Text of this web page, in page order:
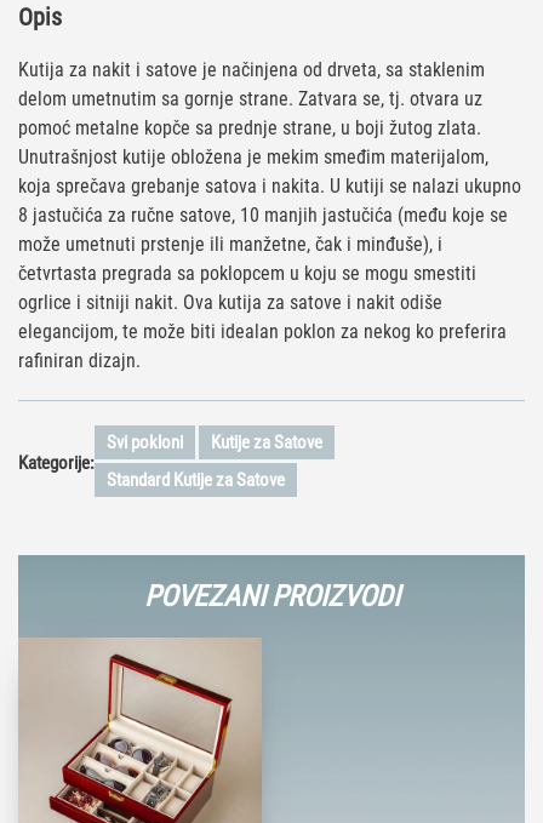
Opis
Kutija za nakit i satove je načinjena od drveta, sa staklenim
delom umetnutim sa gornje strane. Zatvara se, tj. otvara uz
pomoć metalne kopče sa prednje strane, u boji žutog zlata.
Unutrašnjost kutije obložena je mekim smeđim materijalom,
koja sprečava grebanje satova i nakita. U kutiji se nalazi ukupno
8 jastučića za ručne satove, 10 manjih jastučića (među koje se
može umetnuti prstenje ili manžetne, čak i minđuše), i
četvrtasta pregrada sa poklopcem u koju se mogu smestiti
ogrlice i sitniji nakit. Ova kutija za satove i nakit odiše
elegancijom, te može biti idealan poklon za nekog ko preferira
rafiniran dizajn.
Kategorije:
Svi pokloni
Kutije za Satove
Standard Kutije za Satove
POVEZANI PROIZVODI